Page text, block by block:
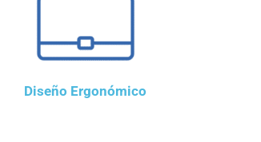
Diseño Ergonómico